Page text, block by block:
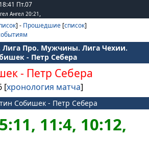
18:41 Пт.07
Ангел 20:21 ,
] - Прошедшие [список]
Лига Про. Мужчины. Лига Чехии.
- Петр Себера
- Петр Себера
[хронология матча]
Собишек - Петр Себера
11:4, 10:12,